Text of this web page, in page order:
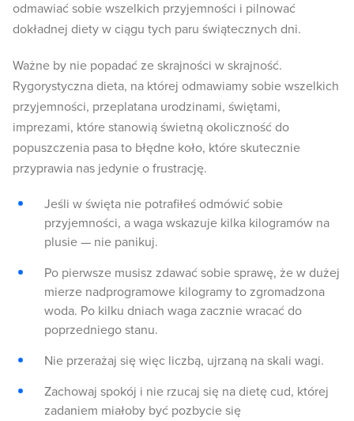
odmawiać sobie wszelkich przyjemności i pilnować
dokładnej diety w ciągu tych paru świątecznych dni.
Ważne by nie popadać ze skrajności w skrajność.
Rygorystyczna dieta, na której odmawiamy sobie wszelkich
przyjemności, przeplatana urodzinami, świętami,
imprezami, które stanowią świetną okoliczność do
popuszczenia pasa to błędne koło, które skutecznie
przyprawia nas jedynie o frustrację.
Jeśli w święta nie potrafiłeś odmówić sobie
przyjemności, a waga wskazuje kilka kilogramów na
plusie — nie panikuj.
Po pierwsze musisz zdawać sobie sprawę, że w dużej
mierze nadprogramowe kilogramy to zgromadzona
woda. Po kilku dniach waga zacznie wracać do
poprzedniego stanu.
Nie przerażaj się więc liczbą, ujrzaną na skali wagi.
Zachowaj spokój i nie rzucaj się na dietę cud, której
zadaniem miałoby być pozbycie się